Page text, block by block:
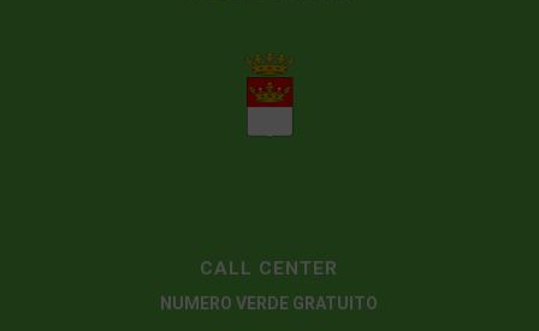
CALL CENTER
NUMERO VERDE GRATUITO